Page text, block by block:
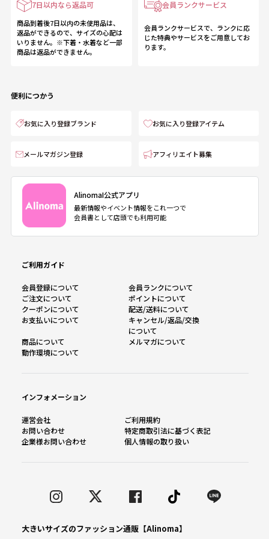
7日以内なら返品可
商品到着後7日以内の未使用品は、
返品ができるので、サイズの心配は
いりません。※下着・水着など一部
商品は返品ができません。
会員ランクサービス
会員ランクサービスで、ランクに応
じた特典やサービスをご用意してお
ります。
便利につかう
お気に入り登録ブランド お気に入り登録アイテム
メールマガジン登録 アフィリエイト募集
AlinomaI公式アプリ
最新情報やイベント情報をこれ一つで
会員書として店頭でも利用可能
ご利用ガイド
会員登録について
会員ランクについて
ご注文について
ポイントについて
クーポンについて
配送/送料について
お支払いについて
キャンセル/返品/交換
について
商品について
メルマガについて
動作環境について
インフォメーション
運営会社
ご利用規約
お問い合わせ
特定商取引法に基づく表記
企業様お問い合わせ
個人情報の取り扱い
大きいサイズのファッション通販【Alinoma】